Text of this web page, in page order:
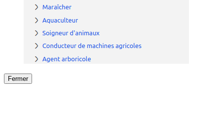
Fermer